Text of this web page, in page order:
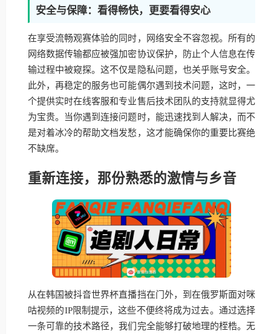
安全与保障：看得畅快，更要看得安心
在享受流畅观赛体验的同时，网络安全不容忽视。所有的
网络数据传输都应被强加密协议保护，防止个人信息在传
输过程中被窥探。这不仅是隐私问题，也关乎账号安全。
此外，再稳定的服务也可能偶尔遇到技术问题，这时，一
个提供实时在线客服和专业售后技术团队的支持就显得尤
为宝贵。当你遇到连接问题时，能迅速找到人解决，而不
是对着冰冷的帮助文档发愁，这才能确保你的重要比赛绝
不缺席。
重新连接，那份熟悉的激情与乡音
从在韩国被抖音世界杯直播挡在门外，到在俄罗斯面对咪
咕视频的IP限制提示，这些不便终将成为过去。通过选择
一条可靠的技术路径，我们完全能够打破地理的桎梏。无